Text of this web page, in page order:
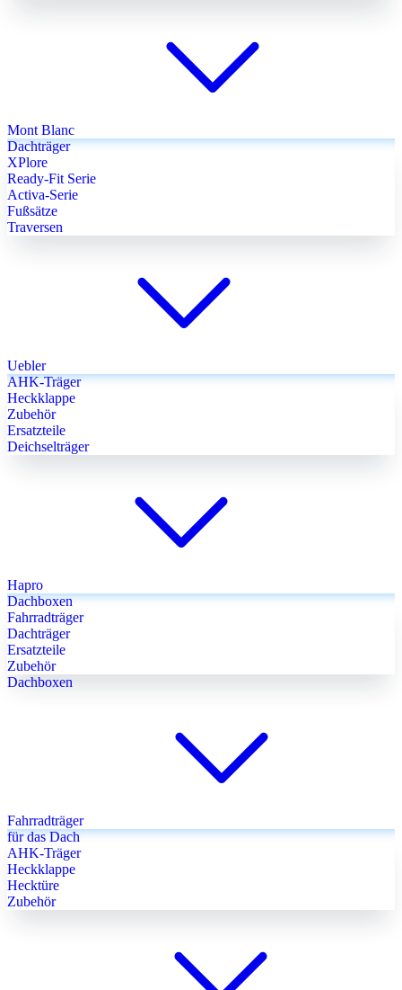
Mont Blanc
Dachträger
XPlore
Ready-Fit Serie
Activa-Serie
Fußsätze
Traversen
Uebler
AHK-Träger
Heckklappe
Zubehör
Ersatzteile
Deichselträger
Hapro
Dachboxen
Fahrradträger
Dachträger
Ersatzteile
Zubehör
Dachboxen
Fahrradträger
für das Dach
AHK-Träger
Heckklappe
Hecktüre
Zubehör